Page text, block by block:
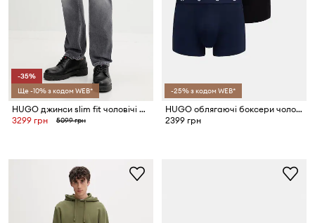
-35%
Ще -10% з кодом WEB*
HUGO джинси slim fit чоловічі HUGO 708
3299 грн
5099 грн
-25% з кодом WEB*
HUGO облягаючі боксери чоловічі з модалем TRUNK TRIPLET TITAN 3 шт.
2399 грн